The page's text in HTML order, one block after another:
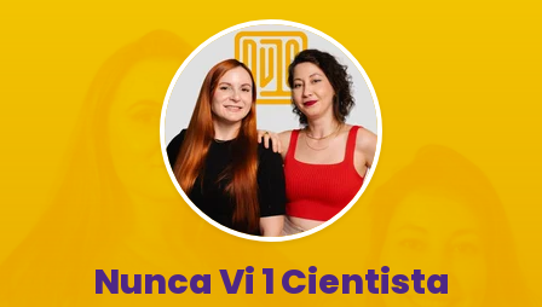
Nunca Vi 1 Cientista